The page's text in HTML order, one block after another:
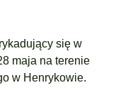
się w
maja na terenie
w Henrykowie.